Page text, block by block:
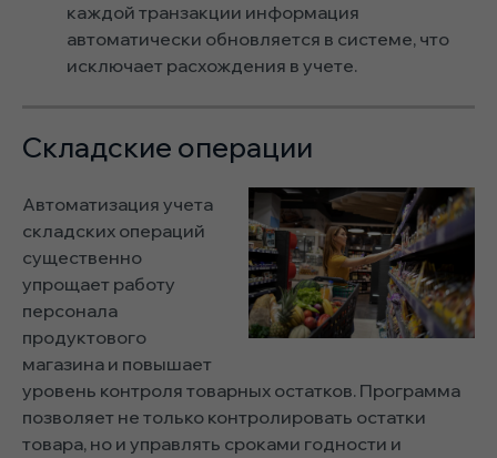
каждой транзакции информация
автоматически обновляется в системе, что
исключает расхождения в учете.
Складские операции
Автоматизация учета
складских операций
существенно
упрощает работу
персонала
продуктового
магазина и повышает
уровень контроля товарных остатков. Программа
позволяет не только контролировать остатки
товара, но и управлять сроками годности и